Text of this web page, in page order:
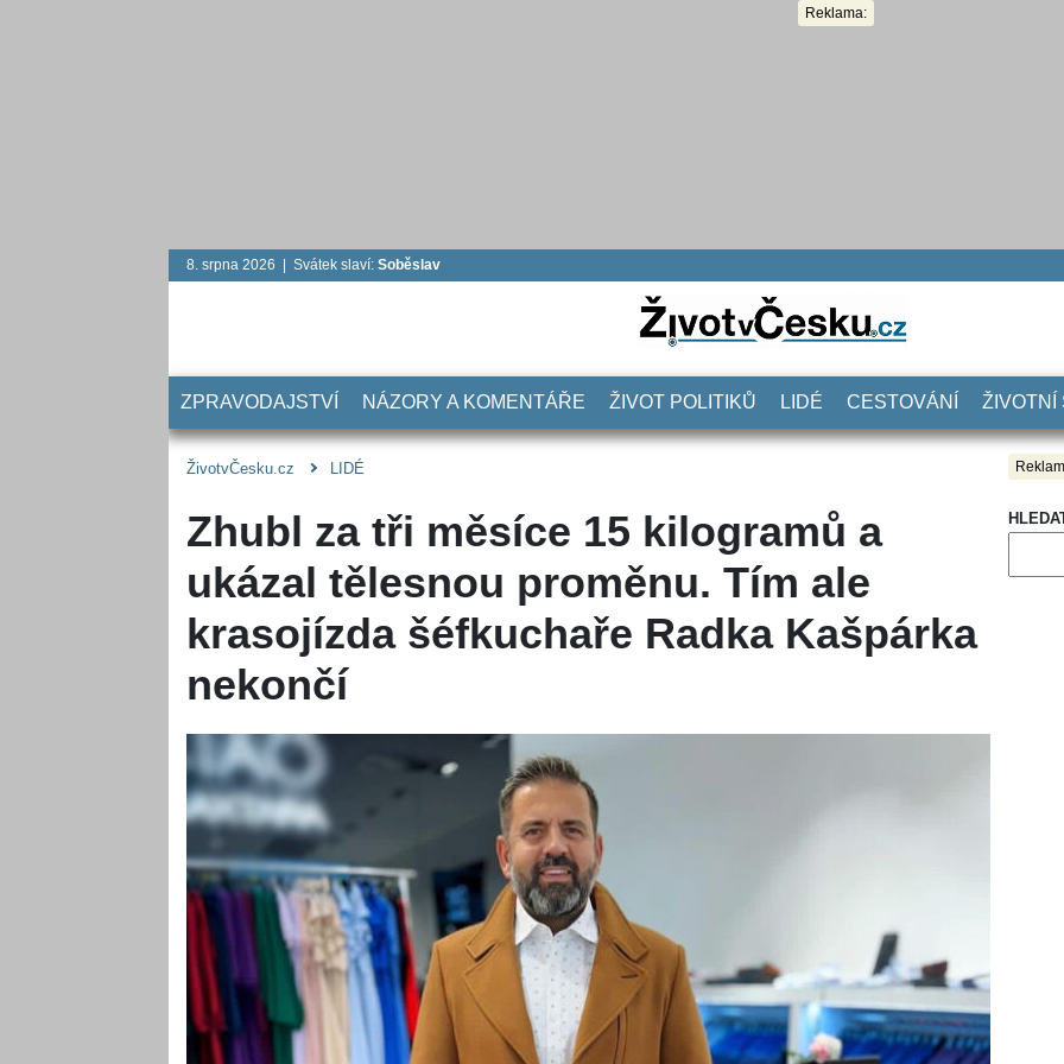
Reklama:
8. srpna 2026 | Svátek slaví: Soběslav
ZPRAVODAJSTVÍ NÁZORY A KOMENTÁŘE ŽIVOT POLITIKŮ LIDÉ CESTOVÁNÍ ŽIVOTNÍ
ŽivotvČesku.cz LIDÉ
Zhubl za tři měsíce 15 kilogramů a
ukázal tělesnou proměnu. Tím ale
krasojízda šéfkuchaře Radka Kašpárka
nekončí